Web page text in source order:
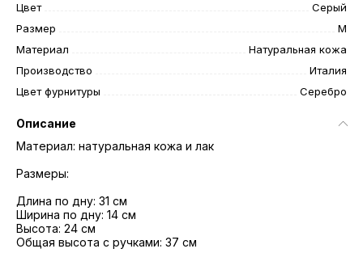
Цвет
Серый
Размер
M
Материал
Натуральная кожа
Производство
Италия
Цвет фурнитуры
Серебро
Описание
Материал: натуральная кожа и лак
Размеры:
Длина по дну: 31 см
Ширина по дну: 14 см
Высота: 24 см
Общая высота с ручками: 37 см